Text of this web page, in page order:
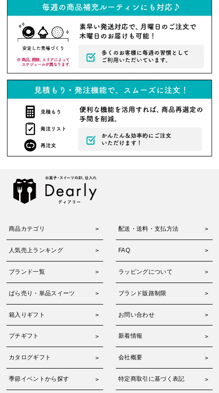
商品カテゴリ 配送・送料・支払方法
人気売上ランキング FAQ
ブランド一覧 ラッピングについて
ばら売り・単品スイーツ ブランド販路制限
箱入りギフト お問い合わせ
プチギフト 新着情報
カタログギフト 会社概要
季節イベントから探す 特定商取引に基づく表記